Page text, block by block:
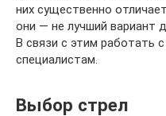
них существенно
они — не лучший вариант
В связи с этим работать
специалистам.
Выбор стрел